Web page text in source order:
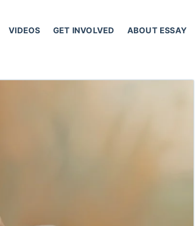
VIDEOS GET INVOLVED ABOUT ESSAY